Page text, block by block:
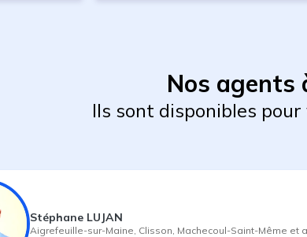
Nos agents
Ils sont disponibles
Stéphane LUJAN
Aigrefeuille-sur-Maine Clisson Machecoul-Saint-Même et